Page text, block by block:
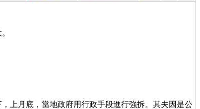
上月底，當地政府用行政手段進行強拆。其夫因是公